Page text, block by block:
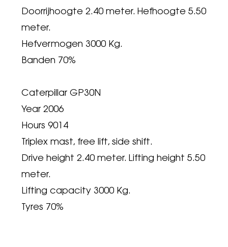
Doorrijhoogte 2.40 meter. Hefhoogte 5.50
meter.
Hefvermogen 3000 Kg.
Banden 70%
Caterpillar GP30N
Year 2006
Hours 9014
Triplex mast, free lift, side shift.
Drive height 2.40 meter. Lifting height 5.50
meter.
Lifting capacity 3000 Kg.
Tyres 70%